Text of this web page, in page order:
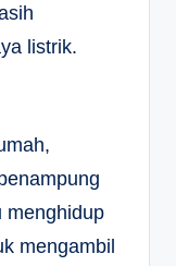
listrik.
menghidup
mengambil